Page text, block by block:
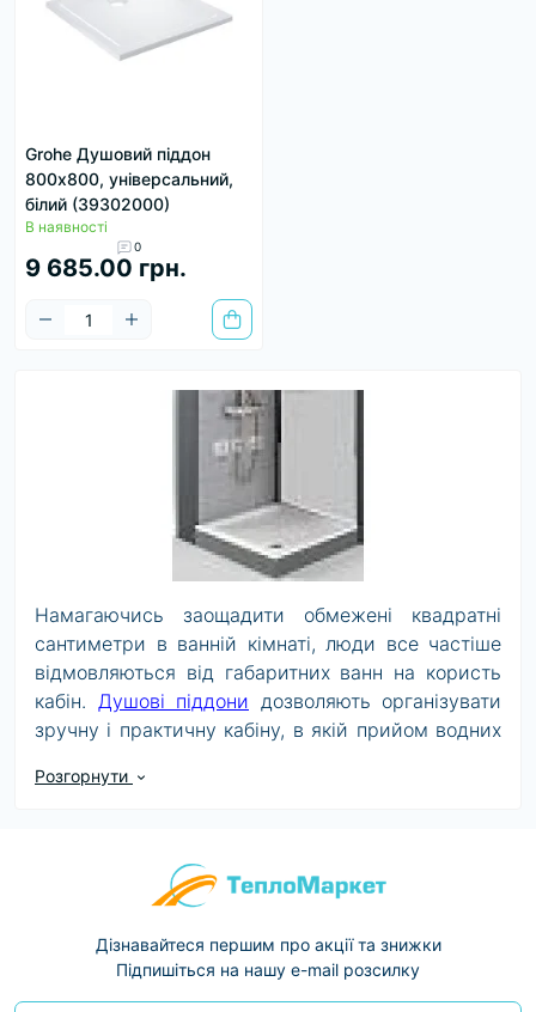
Grohe Душовий піддон
800х800, універсальний,
білий (39302000)
В наявності
0
9 685.00 грн.
Намагаючись заощадити обмежені квадратні
сантиметри в ванній кімнаті, люди все частіше
відмовляються від габаритних ванн на користь
кабін. Душові піддони дозволяють організувати
зручну і практичну кабіну, в якій прийом водних
декількох незаперечні переваги.
купити душовий піддон
• Компактні розміри. Кабіна займає в рази
Розгорнути
Дізнавайтеся першим про акції та знижки
Підпишіться на нашу e-mail розсилку